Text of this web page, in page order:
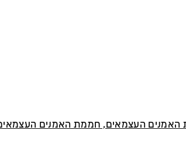
האמנים העצמאים, חממת האמנים